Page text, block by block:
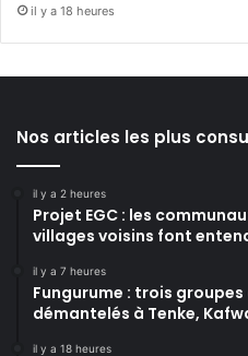
il y a 18 heures
Nos articles les plus
il y a 2 heures
Projet EGC : les
villages voisins font
il y a 7 heures
Fungurume : trois
démantelés à Tenke,
il y a 18 heures